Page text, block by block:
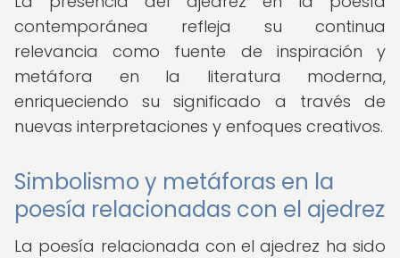
contemporánea refleja su continua
relevancia como fuente de inspiración y
metáfora en la literatura moderna,
enriqueciendo su significado a través de
nuevas interpretaciones y enfoques creativos.
Simbolismo y metáforas en la
poesía relacionadas con el ajedrez
La poesía relacionada con el ajedrez ha sido